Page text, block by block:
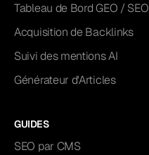
Tableau de Bord GEO / SEO
Acquisition de Backlinks
Suivi des mentions AI
Générateur d'Articles
GUIDES
SEO par CMS